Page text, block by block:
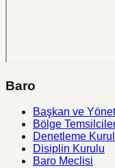
Baro
Başkan ve
Bölge
Denetleme
Disiplin Kurulu
Baro Meclisi